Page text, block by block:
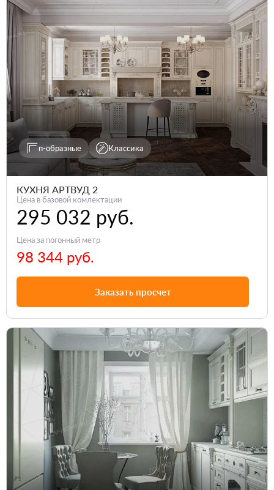
п-образные Классика
КУХНЯ АРТВУД 2
Цена в базовой комлектации
295 032 руб.
Цена за погонный метр
98 344 руб.
Заказать просчет